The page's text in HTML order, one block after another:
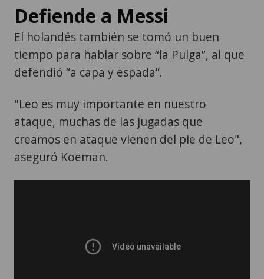
Defiende a Messi
El holandés también se tomó un buen
tiempo para hablar sobre “la Pulga”, al que
defendió “a capa y espada”.
"Leo es muy importante en nuestro
ataque, muchas de las jugadas que
creamos en ataque vienen del pie de Leo",
aseguró Koeman.